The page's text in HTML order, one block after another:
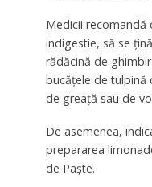
Medicii recomandă
indigestie, să se
rădăcină de
bucăţele de tulpină
de greaţă sau de
De asemenea,
prepararea
de Paște.